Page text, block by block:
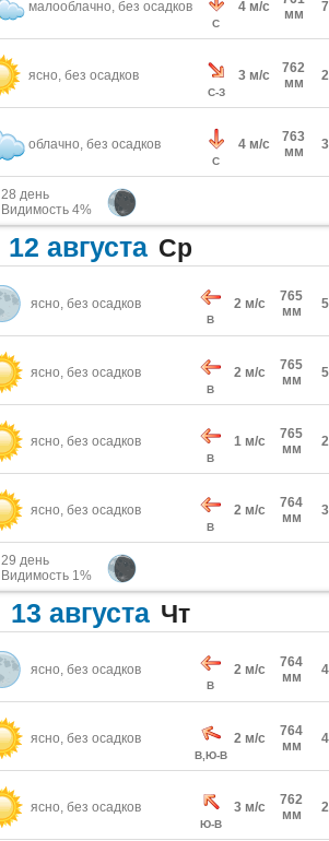
малооблачно, без осадков
С
4 м/с
мм
ясно, без осадков
С-З
3 м/с
762
мм
облачно, без осадков
С
4 м/с
763
мм
28 день
Видимость 4%
12 августа Ср
ясно, без осадков
В
2 м/с
765
мм
ясно, без осадков
В
2 м/с
765
мм
ясно, без осадков
В
1 м/с
765
мм
ясно, без осадков
В
2 м/с
764
мм
29 день
Видимость 1%
13 августа Чт
ясно, без осадков
В
2 м/с
764
мм
ясно, без осадков
В,Ю-В
2 м/с
764
мм
ясно, без осадков
Ю-В
3 м/с
762
мм